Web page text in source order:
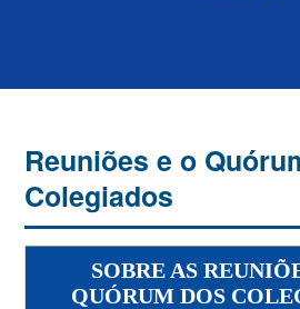
Reuniões e o
Colegiados
SOBRE AS
QUÓRUM DOS